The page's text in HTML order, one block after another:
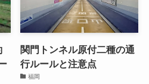
関門トンネル原付二種の通
行ルールと注意点
福岡